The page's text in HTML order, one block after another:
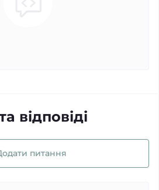
відповіді
питання